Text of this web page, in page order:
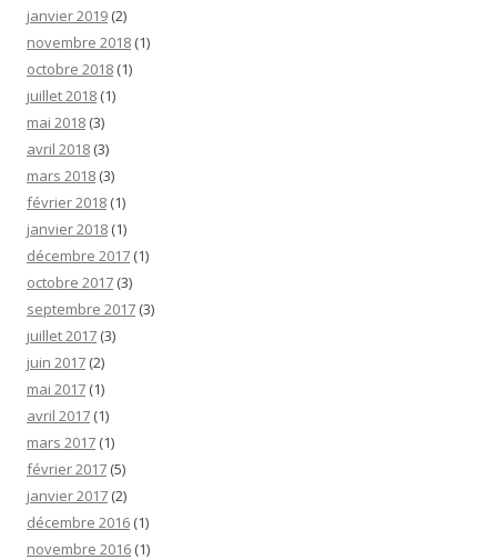
janvier 2019 (2)
novembre 2018 (1)
octobre 2018 (1)
juillet 2018 (1)
mai 2018 (3)
avril 2018 (3)
mars 2018 (3)
février 2018 (1)
janvier 2018 (1)
décembre 2017 (1)
octobre 2017 (3)
septembre 2017 (3)
juillet 2017 (3)
juin 2017 (2)
mai 2017 (1)
avril 2017 (1)
mars 2017 (1)
février 2017 (5)
janvier 2017 (2)
décembre 2016 (1)
novembre 2016 (1)